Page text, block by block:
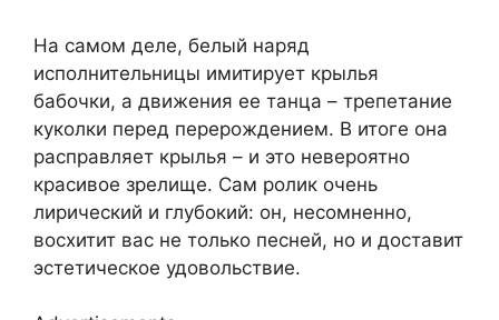
На самом деле, белый наряд
исполнительницы имитирует крылья
бабочки, а движения ее танца – трепетание
куколки перед перерождением. В итоге она
расправляет крылья – и это невероятно
красивое зрелище. Сам ролик очень
лирический и глубокий: он, несомненно,
восхитит вас не только песней, но и доставит
эстетическое удовольствие.